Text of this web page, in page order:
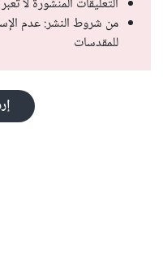
من شروط النشر: عدم
للمقدسات